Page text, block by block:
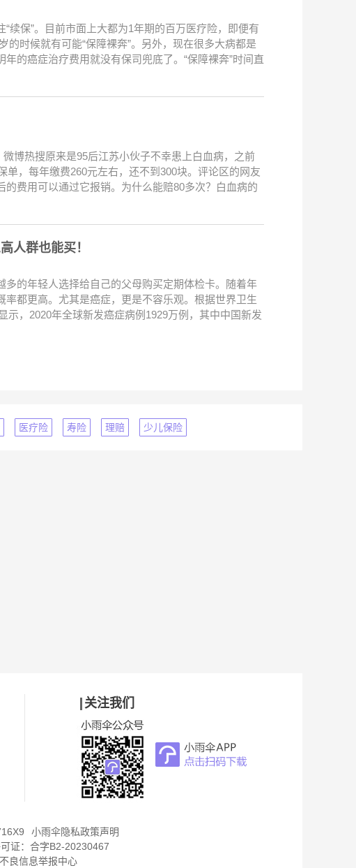
续保”。目前市面上大都为1年期的百万医疗险，即便有
时候就有可能“保障裸奔”。另外，现在很多大病都是
的癌症治疗费用就没有保司兜底了。“保障裸奔”时间直
博热搜原来是95后江苏小伙子不幸患上白血病，之前
，每年缴费260元左右，还不到300块。评论区的网友
费用可以通过它报销。为什么能赔80多次？白血病的
人群也能买！
的年轻人选择给自己的父母购买定期体检卡。随着年
都更高。尤其是癌症，更是不容乐观。根据世界卫生
示，2020年全球新发癌症病例1929万例，其中中国新发
医疗险 寿险 理赔 少儿保险
关注我们
小雨伞隐私政策声明
证： 合字B2-20230467
良信息举报中心